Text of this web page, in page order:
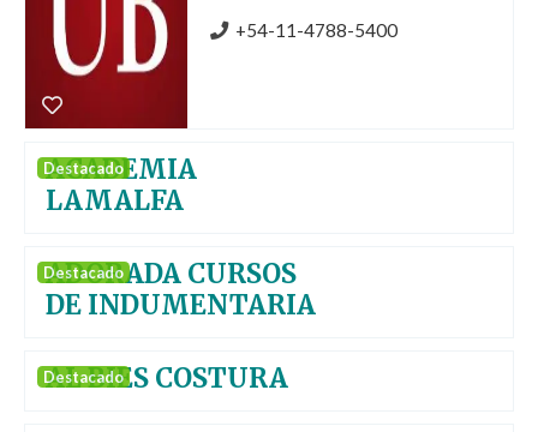
+54-11-4788-5400
ACADEMIA
LAMALFA
Destacado
ADORADA CURSOS
DE INDUMENTARIA
Destacado
AL BIES COSTURA
Destacado